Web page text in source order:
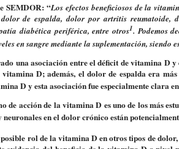
SEMDOR: “Los efectos beneficiosos de la
de espalda, dolor por artritis reumatoide,
diabética periférica, entre otros1. Podemos
en sangre mediante la suplementación,
una asociación entre el déficit de vitamina D y
D; además, el dolor de espalda era
D y esta asociación fue especialmente clara
de acción de la vitamina D es uno de los más
en el dolor crónico están
rol de la vitamina D en otros tipos de